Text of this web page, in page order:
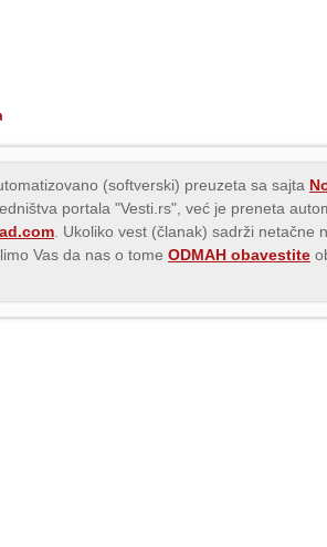
(softverski) preuzeta sa sajta
portala "Vesti.rs", već je preneta
. Ukoliko vest (članak) sadrži netačne
Vas da nas o tome ODMAH obavestite